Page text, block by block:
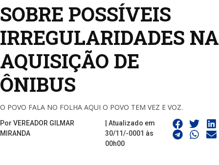
SOBRE POSSÍVEIS
IRREGULARIDADES NA
AQUISIÇÃO DE
ÔNIBUS
O POVO FALA NO FOLHA AQUI O POVO TEM VEZ E VOZ.
Por VEREADOR GILMAR
MIRANDA
| Atualizado em
30/11/-0001 às
00h00